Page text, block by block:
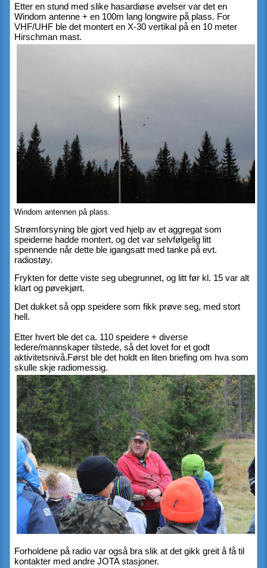
Etter en stund med slike hasardiøse øvelser var det en
Windom antenne + en 100m lang longwire på plass. For
VHF/UHF ble det montert en X-30 vertikal på en 10 meter
Hirschman mast.
Windom antennen på plass.
Strømforsyning ble gjort ved hjelp av et aggregat som
speiderne hadde montert, og det var selvfølgelig litt
spennende når dette ble igangsatt med tanke på evt.
radiostøy.
Frykten for dette viste seg ubegrunnet, og litt før kl. 15 var alt
klart og pøvekjørt.
Det dukket så opp speidere som fikk prøve seg, med stort
hell.
Etter hvert ble det ca. 110 speidere + diverse
ledere/mannskaper tilstede, så det lovet for et godt
aktivitetsnivå.Først ble det holdt en liten briefing om hva som
skulle skje radiomessig.
Forholdene på radio var også bra slik at det gikk greit å få til
kontakter med andre JOTA stasjoner.